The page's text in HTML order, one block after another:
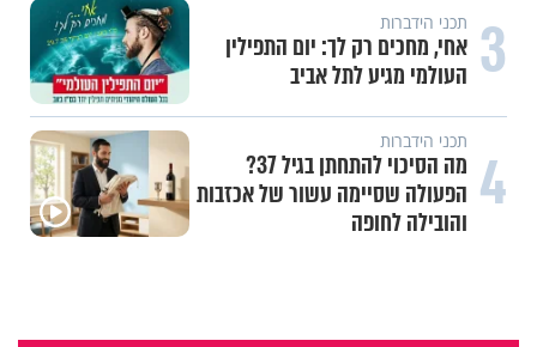
עשייה והעצמה נשית
משיבת נפש: הגבול הדק שבין חוסר
תכני ערוץ הידברות
חלום אדיר: חלמתי על בית המקדש